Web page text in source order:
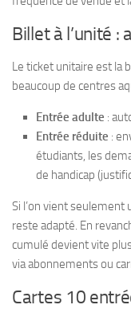
Billet à l’unité :
Le ticket unitaire est la
beaucoup de centres
Entrée adulte :
Entrée réduite :
étudiants, les
de handicap
Si l’on vient seulement
reste adapté. En
cumulé devient vite
via abonnements ou
Cartes 10